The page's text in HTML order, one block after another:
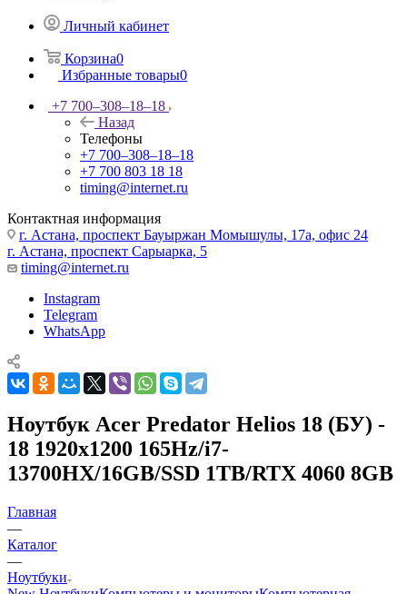
Личный кабинет
Корзина0
Избранные товары0
+7 700‒308‒18‒18
Назад
Телефоны
+7 700‒308‒18‒18
+7 700 803 18 18
timing@internet.ru
Контактная информация
г. Астана, проспект Бауыржан Момышулы, 17а, офис 24
г. Астана, проспект Сарыарка, 5
timing@internet.ru
Instagram
Telegram
WhatsApp
Ноутбук Acer Predator Helios 18 (БУ) -
18 1920x1200 165Hz/i7-
13700HX/16GB/SSD 1TB/RTX 4060 8GB
Главная
—
Каталог
—
Ноутбуки